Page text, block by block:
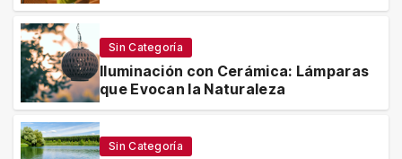
Sin Categoría
Iluminación con Cerámica: Lámparas
que Evocan la Naturaleza
Sin Categoría